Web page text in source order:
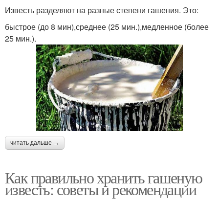
Известь разделяют на разные степени гашения. Это:
быстрое (до 8 мин),среднее (25 мин.),медленное (более
25 мин.).
читать дальше →
Как правильно хранить гашеную
известь: советы и рекомендации